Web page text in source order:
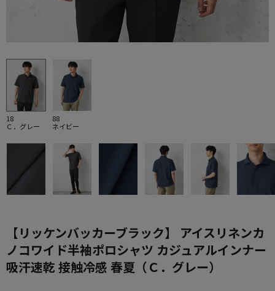
18
Ｃ．グレー
88
ネイビー
【リッケンバッカーブラック】 アイスリネンカ
ノコワイド半袖ポロシャツ カジュアルインナー
吸汗速乾 接触冷感 春夏（Ｃ．グレー）